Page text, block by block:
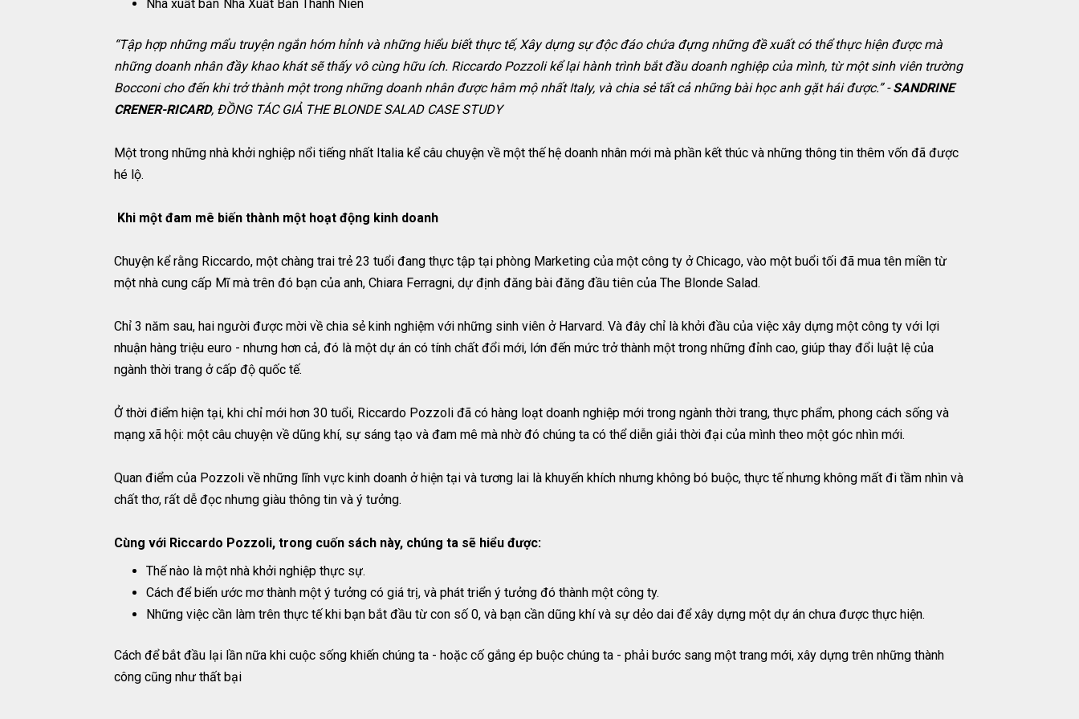
Nhà xuất bản Nhà Xuất Bản Thanh Niên
“Tập hợp những mẩu truyện ngắn hóm hỉnh và những hiểu biết thực tế, Xây dựng sự độc đáo chứa đựng những đề xuất có thể thực hiện được mà
những doanh nhân đầy khao khát sẽ thấy vô cùng hữu ích. Riccardo Pozzoli kể lại hành trình bắt đầu doanh nghiệp của mình, từ một sinh viên trường
Bocconi cho đến khi trở thành một trong những doanh nhân được hâm mộ nhất Italy, và chia sẻ tất cả những bài học anh gặt hái được.” -SANDRINE
CRENER-RICARD, ĐỒNG TÁC GIẢ THE BLONDE SALAD CASE STUDY
Một trong những nhà khởi nghiệp nổi tiếng nhất Italia kể câu chuyện về một thế hệ doanh nhân mới mà phần kết thúc và những thông tin thêm vốn đã được
hé lộ.
Khi một đam mê biến thành một hoạt động kinh doanh
Chuyện kể rằng Riccardo, một chàng trai trẻ 23 tuổi đang thực tập tại phòng Marketing của một công ty ở Chicago, vào một buổi tối đã mua tên miền từ
một nhà cung cấp Mĩ mà trên đó bạn của anh, Chiara Ferragni, dự định đăng bài đăng đầu tiên của The Blonde Salad.
Chỉ 3 năm sau, hai người được mời về chia sẻ kinh nghiệm với những sinh viên ở Harvard. Và đây chỉ là khởi đầu của việc xây dựng một công ty với lợi
nhuận hàng triệu euro - nhưng hơn cả, đó là một dự án có tính chất đổi mới, lớn đến mức trở thành một trong những đỉnh cao, giúp thay đổi luật lệ của
ngành thời trang ở cấp độ quốc tế.
Ở thời điểm hiện tại, khi chỉ mới hơn 30 tuổi, Riccardo Pozzoli đã có hàng loạt doanh nghiệp mới trong ngành thời trang, thực phẩm, phong cách sống và
mạng xã hội: một câu chuyện về dũng khí, sự sáng tạo và đam mê mà nhờ đó chúng ta có thể diễn giải thời đại của mình theo một góc nhìn mới.
Quan điểm của Pozzoli về những lĩnh vực kinh doanh ở hiện tại và tương lai là khuyến khích nhưng không bó buộc, thực tế nhưng không mất đi tầm nhìn và
chất thơ, rất dễ đọc nhưng giàu thông tin và ý tưởng.
Cùng với Riccardo Pozzoli, trong cuốn sách này, chúng ta sẽ hiểu được:
Thế nào là một nhà khởi nghiệp thực sự.
Cách để biến ước mơ thành một ý tưởng có giá trị, và phát triển ý tưởng đó thành một công ty.
Những việc cần làm trên thực tế khi bạn bắt đầu từ con số 0, và bạn cần dũng khí và sự dẻo dai để xây dựng một dự án chưa được thực hiện.
Cách để bắt đầu lại lần nữa khi cuộc sống khiến chúng ta - hoặc cố gắng ép buộc chúng ta - phải bước sang một trang mới, xây dựng trên những thành
công cũng như thất bại